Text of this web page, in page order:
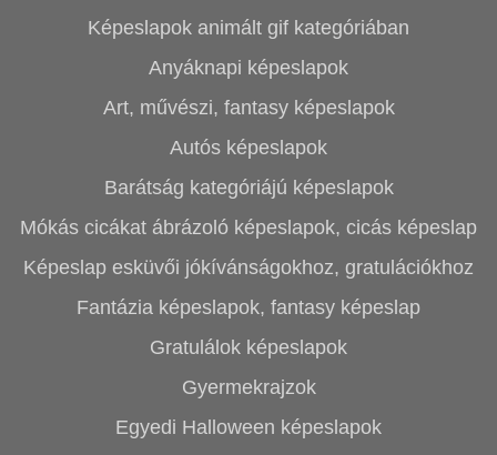
Képeslapok animált gif kategóriában
Anyáknapi képeslapok
Art, művészi, fantasy képeslapok
Autós képeslapok
Barátság kategóriájú képeslapok
Mókás cicákat ábrázoló képeslapok, cicás képeslap
Képeslap esküvői jókívánságokhoz, gratulációkhoz
Fantázia képeslapok, fantasy képeslap
Gratulálok képeslapok
Gyermekrajzok
Egyedi Halloween képeslapok